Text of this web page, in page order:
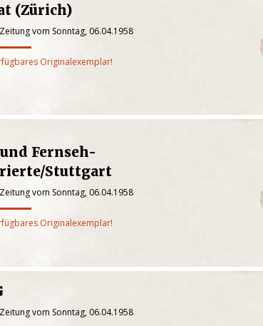
(Zürich)
vom Sonntag, 06.04.1958
Originalexemplar!
Fernseh-
Stuttgart
vom Sonntag, 06.04.1958
Originalexemplar!
vom Sonntag, 06.04.1958